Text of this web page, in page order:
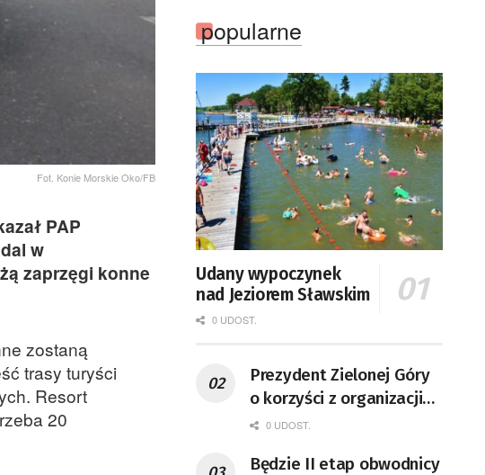
Fot. Konie Morskie Oko/FB
PAP
w
zaprzęgi konne
zostaną
trasy turyści
Resort
20
popularne
Udany wypoczynek
nad Jeziorem Sławskim
0 UDOST.
Prezydent Zielonej Góry
o korzyści z organizacji
mety Tour de Pologne
0 UDOST.
Będzie II etap obwodnicy